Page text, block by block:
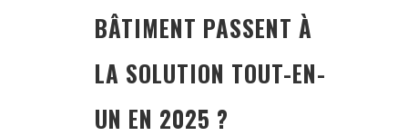
BÂTIMENT PASSENT À
LA SOLUTION TOUT-EN-
UN EN 2025 ?